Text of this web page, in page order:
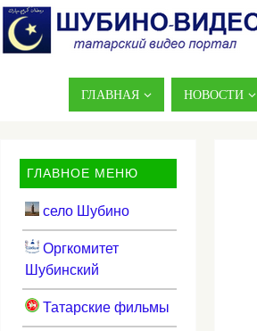
ГЛАВНАЯ НОВОСТИ
ГЛАВНОЕ МЕНЮ
село Шубино
Оргкомитет
Шубинский
Татарские фильмы